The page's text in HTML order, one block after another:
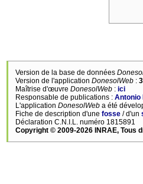
Version de la base de données
Version de l'application DonesolWeb:
Maîtrise d'œuvre DonesolWeb: ici
Responsable de publications : Antonio
L'application DonesolWeba été
Fiche de description d'une fosse/ d'un
Déclaration C.N.I.L. numéro 1815891
Copyright © 2009-2026 INRAE, Tous